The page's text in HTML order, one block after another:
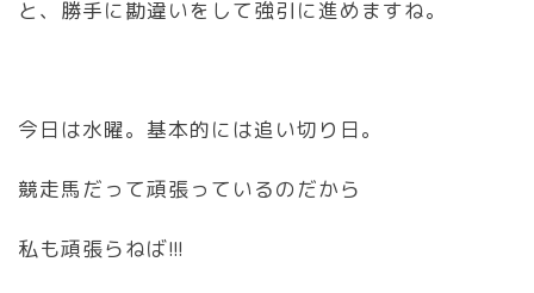
と、勝手に勘違いをして強引に進めますね。
今日は水曜。基本的には追い切り日。
競走馬だって頑張っているのだから
私も頑張らねば!!!